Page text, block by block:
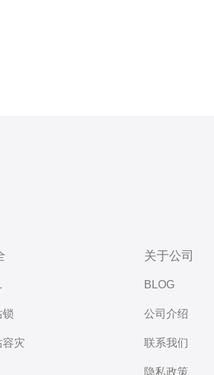
锁
容灾
关于公司
BLOG
公司介绍
联系我们
隐私政策